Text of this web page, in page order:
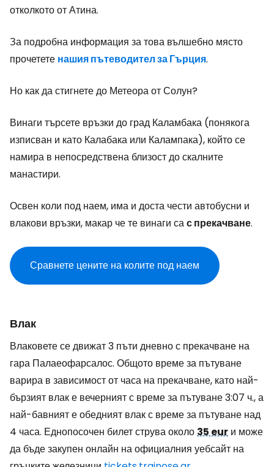
отколкото от Атина.
За подробна информация за това вълшебно място
прочетете нашия пътеводител за Гърция.
Но как да стигнете до Метеора от Солун?
Винаги търсете връзки до град Каламбака (понякога
изписван и като Калабака или Калампака), който се
намира в непосредствена близост до скалните
манастири.
Освен коли под наем, има и доста чести автобусни и
влакови връзки, макар че те винаги сас прекачване.
Сравнете цените на колите под наем
Влак
Влаковете се движат 3 пъти дневно с прекачване на
гара Палаеофарсалос. Общото време за пътуване
варира в зависимост от часа на прекачване, като най-
бързият влак е вечерният с време за пътуване 3:07 ч., а
най-бавният е обедният влак с време за пътуване над
4 часа. Еднопосочен билет струва около35 eur и може
да бъде закупен онлайн на официалния уебсайт на